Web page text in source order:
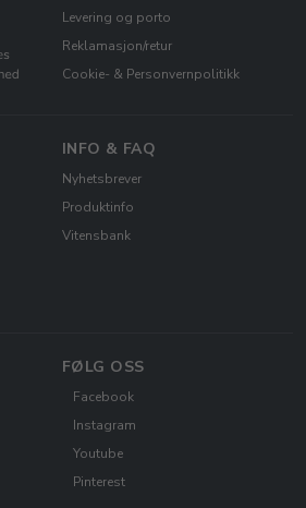
Levering og porto
Reklamasjon/retur
Cookie- & Personvernpolitikk
INFO & FAQ
Nyhetsbrever
Produktinfo
Vitensbank
FØLG OSS
Facebook
Instagram
Youtube
Pinterest